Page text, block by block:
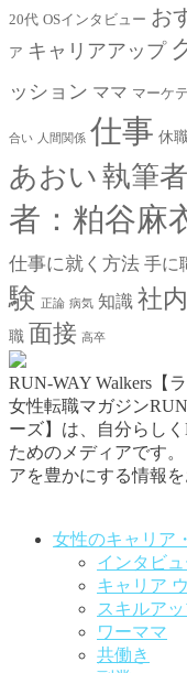
20代 OSインタビュー お
ア キャリアアップ
ッション ママ マーケ
合い 人間関係 仕事 休
あおい 執筆
者：粕谷麻
仕事に就く方法 手に
験 正論 病気 知識 社
職 面接 高卒
RUN-WAY Walkers【
女性転職マガジン
ーズ】は、自分らし
ためのメディアです。
アを豊かにする情報を
女性のキャリア
インタビ
キャリア
スキルア
ワーママ
共働き